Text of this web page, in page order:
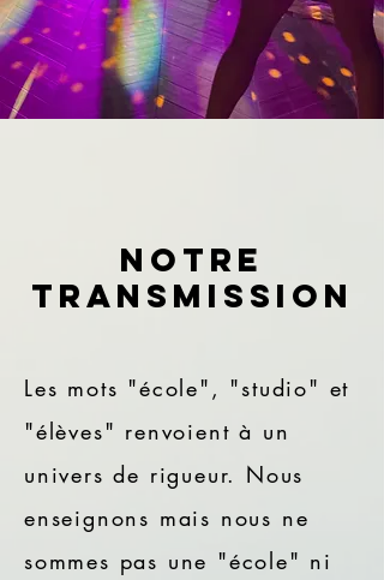
NoTRE
transmission
Les mots "école", "studio" et
"élèves" renvoient à un
univers de rigueur. Nous
enseignons mais nous ne
sommes pas une "école" ni